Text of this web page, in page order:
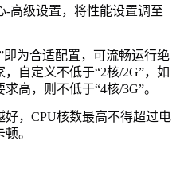
-高级设置，将性能设置调至
为合适配置，可流畅运行绝
自定义不低于“2核/2G”，如
高，则不低于“4核/3G”。
，CPU核数最高不得超过电
。